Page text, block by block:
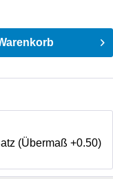
(Übermaß +0.50)